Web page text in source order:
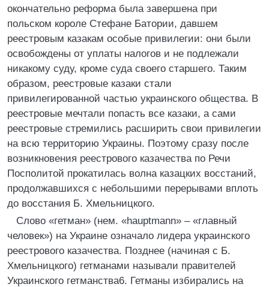
окончательно реформа была завершена при
польском короле Стефане Батории, давшем
реестровым казакам особые привилегии: они были
освобождены от уплаты налогов и не подлежали
никакому суду, кроме суда своего старшего. Таким
образом, реестровые казаки стали
привилегированной частью украинского общества. В
реестровые мечтали попасть все казаки, а сами
реестровые стремились расширить свои привилегии
на всю территорию Украины. Поэтому сразу после
возникновения реестрового казачества по Речи
Посполитой прокатилась волна казацких восстаний,
продолжавшихся с небольшими перерывами вплоть
до восстания Б. Хмельницкого.
Слово «гетман» (нем. «hauptmann» – «главный
человек») на Украине означало лидера украинского
реестрового казачества. Позднее (начиная с Б.
Хмельницкого) гетманами называли правителей
Украинского гетманства6. Гетманы избирались на